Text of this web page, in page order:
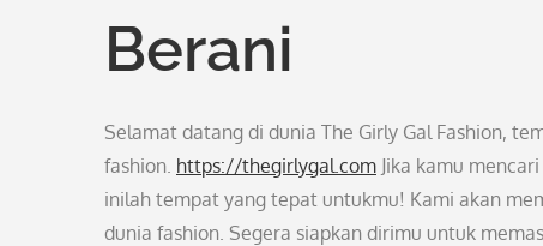
Berani
Selamat datang di dunia The Girly Gal Fashion,
fashion. https://thegirlygal.com Jika kamu
inilah tempat yang tepat untukmu! Kami akan
dunia fashion. Segera siapkan dirimu untuk